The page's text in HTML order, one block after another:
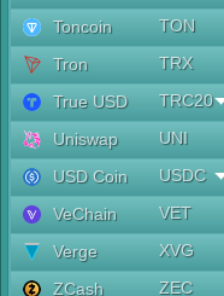
Toncoin
TON
Tron
TRX
True USD
TRC20
Uniswap
UNI
USD Coin
USDC
VeChain
VET
Verge
XVG
ZCash
ZEC